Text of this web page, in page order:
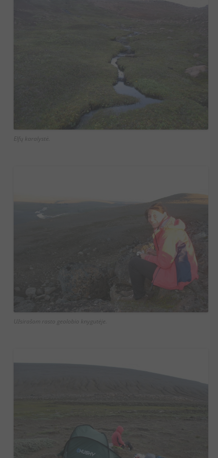
Elfų karalystė.
Užsirašom rasto geolobio knygutėje.